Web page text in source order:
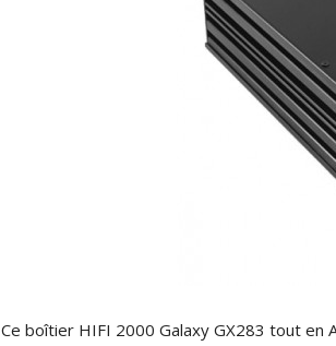
FOSI AUDIO CA30
Ce boîtier HIFI 2000 Galaxy GX283 tout